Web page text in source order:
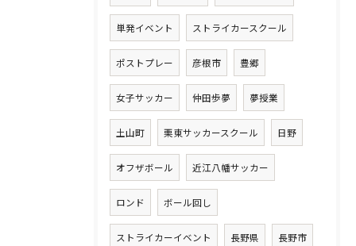
単発イベント ストライカースクール
ポストプレー 彦根市 豊郷
女子サッカー 仲田歩夢 夢授業
土山町 栗東サッカースクール 日野
オフザボール 近江八幡サッカー
ロンド ボール回し
ストライカーイベント 長野県 長野市